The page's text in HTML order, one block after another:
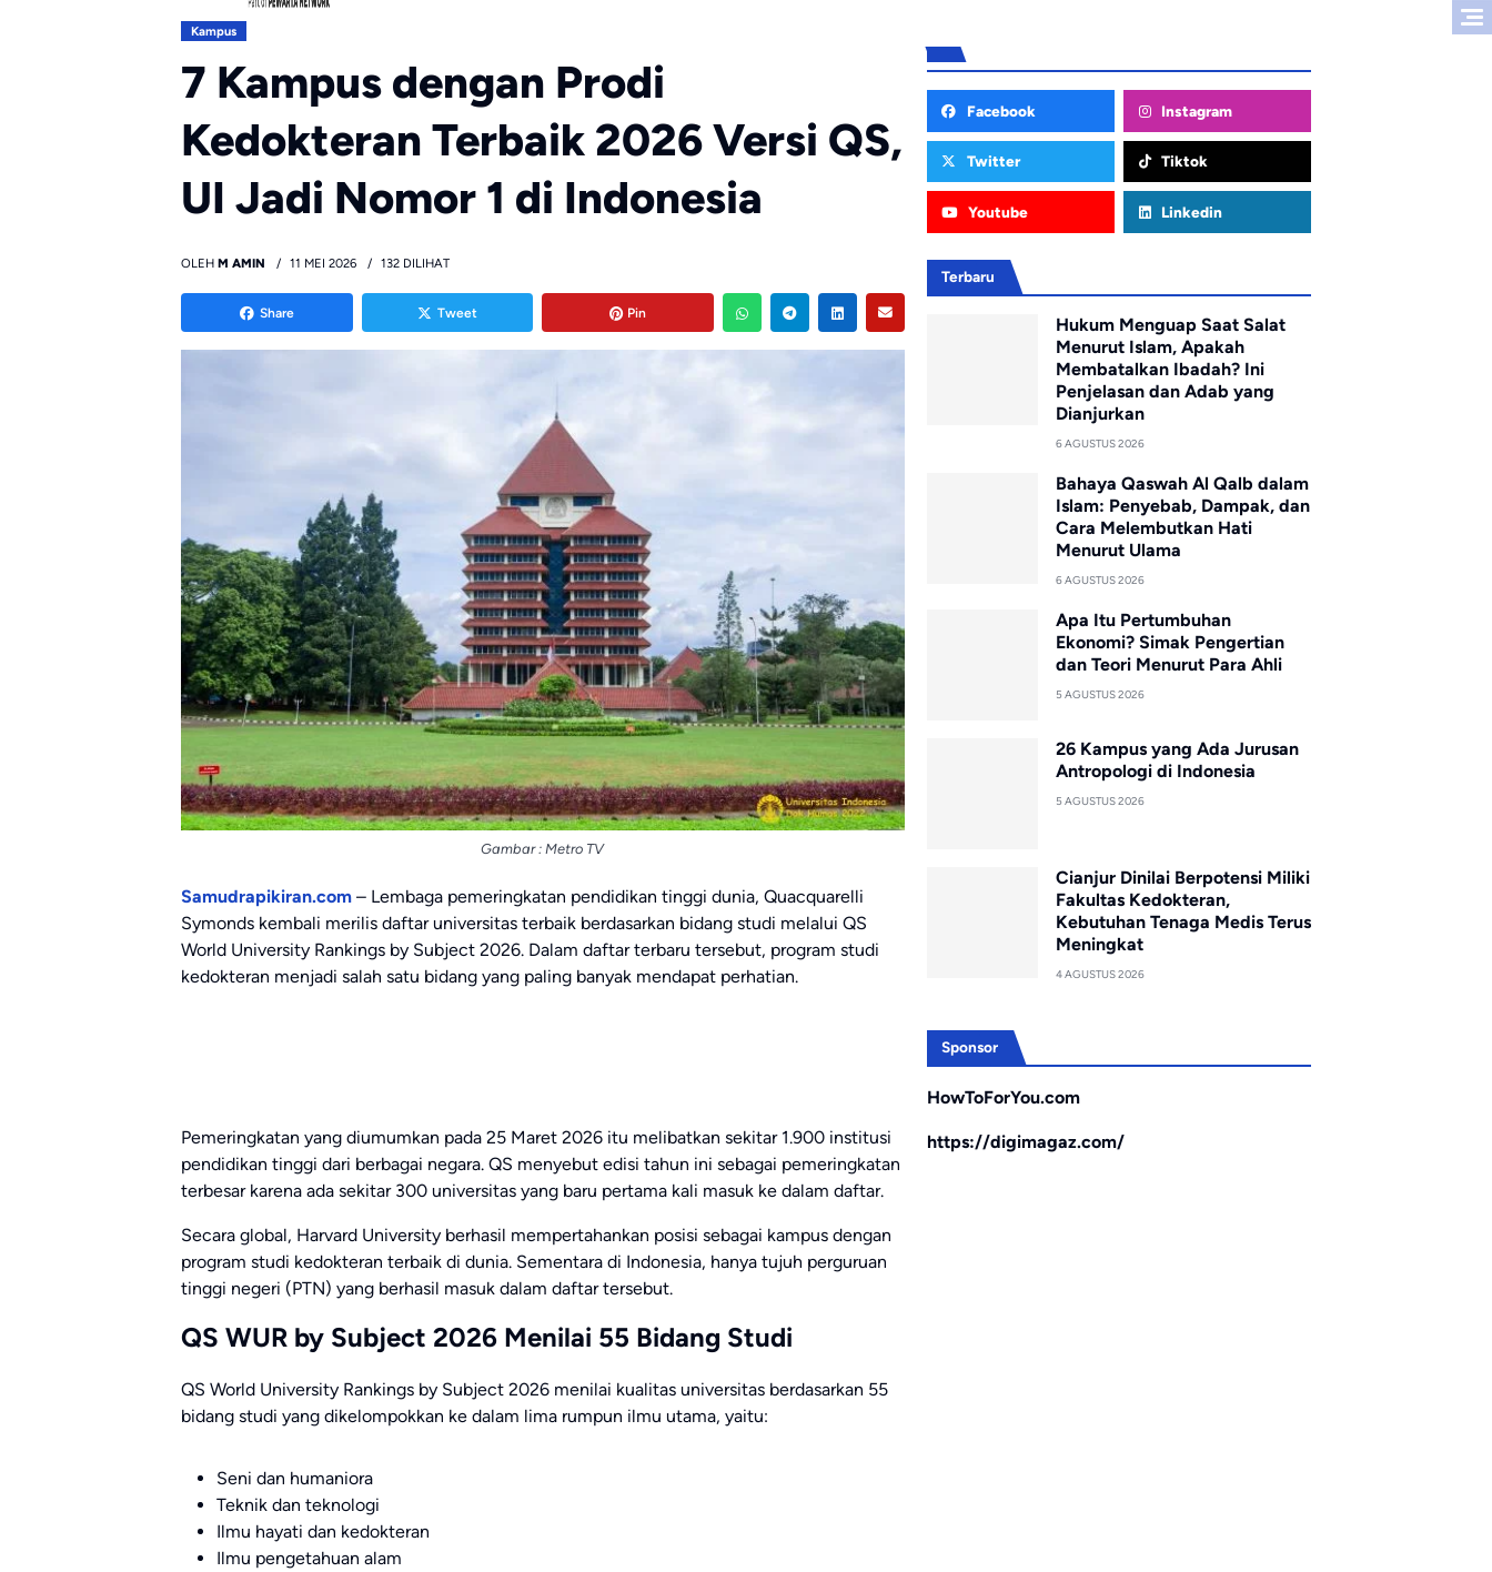
Kampus
7 Kampus dengan Prodi
Kedokteran Terbaik 2026 Versi QS,
UI Jadi Nomor 1 di Indonesia
OLEH M AMIN 11 MEI 2026 132 DILIHAT
Share Tweet Pin
Gambar : Metro TV
Samudrapikiran.com – Lembaga pemeringkatan pendidikan tinggi dunia, Quacquarelli
Symonds kembali merilis daftar universitas terbaik berdasarkan bidang studi melalui QS
World University Rankings by Subject 2026. Dalam daftar terbaru tersebut, program studi
kedokteran menjadi salah satu bidang yang paling banyak mendapat perhatian.
Pemeringkatan yang diumumkan pada 25 Maret 2026 itu melibatkan sekitar 1.900 institusi
pendidikan tinggi dari berbagai negara. QS menyebut edisi tahun ini sebagai pemeringkatan
terbesar karena ada sekitar 300 universitas yang baru pertama kali masuk ke dalam daftar.
Secara global, Harvard University berhasil mempertahankan posisi sebagai kampus dengan
program studi kedokteran terbaik di dunia. Sementara di Indonesia, hanya tujuh perguruan
tinggi negeri (PTN) yang berhasil masuk dalam daftar tersebut.
QS WUR by Subject 2026 Menilai 55 Bidang Studi
QS World University Rankings by Subject 2026 menilai kualitas universitas berdasarkan 55
bidang studi yang dikelompokkan ke dalam lima rumpun ilmu utama, yaitu:
Seni dan humaniora
Teknik dan teknologi
Ilmu hayati dan kedokteran
Ilmu pengetahuan alam
Facebook Instagram
Twitter Tiktok
Youtube Linkedin
Terbaru
Hukum Menguap Saat Salat
Menurut Islam, Apakah
Membatalkan Ibadah? Ini
Penjelasan dan Adab yang
Dianjurkan
6 AGUSTUS 2026
Bahaya Qaswah Al Qalb dalam
Islam: Penyebab, Dampak, dan
Cara Melembutkan Hati
Menurut Ulama
6 AGUSTUS 2026
Apa Itu Pertumbuhan
Ekonomi? Simak Pengertian
dan Teori Menurut Para Ahli
5 AGUSTUS 2026
26 Kampus yang Ada Jurusan
Antropologi di Indonesia
5 AGUSTUS 2026
Cianjur Dinilai Berpotensi Miliki
Fakultas Kedokteran,
Kebutuhan Tenaga Medis Terus
Meningkat
4 AGUSTUS 2026
Sponsor
HowToForYou.com
https://digimagaz.com/